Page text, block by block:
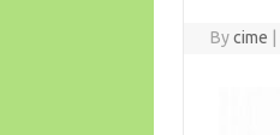
Bycime